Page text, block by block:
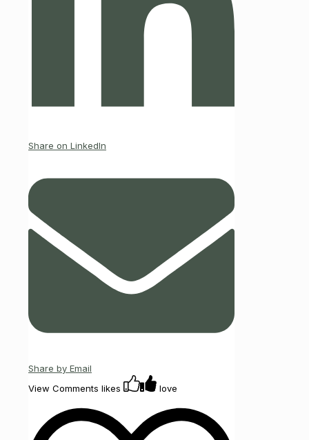
Share on LinkedIn
Share by Email
View Comments likes love